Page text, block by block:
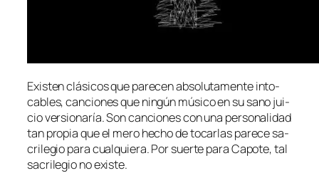
Existen clá­si­cos que pa­re­cen ab­so­lu­ta­men­te in­to­
ca­bles, can­cio­nes que nin­gún mú­si­co en su sano jui­
cio ver­sio­na­ría. Son can­cio­nes con una per­so­na­li­dad
tan pro­pia que el me­ro he­cho de to­car­las pa­re­ce sa­
cri­le­gio pa­ra cual­quie­ra. Por suer­te pa­ra Capote, tal
sa­cri­le­gio no existe.